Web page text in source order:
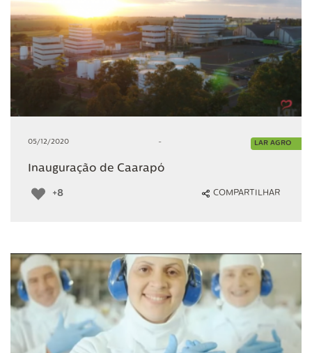
05/12/2020 - LAR AGRO
Inauguração de Caarapó
+8 COMPARTILHAR